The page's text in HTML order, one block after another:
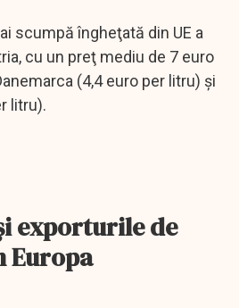
scumpă îngheţată din UE a
cu un preţ mediu de 7 euro
(4,4 euro per litru) şi
litru).
exporturile de
Europa